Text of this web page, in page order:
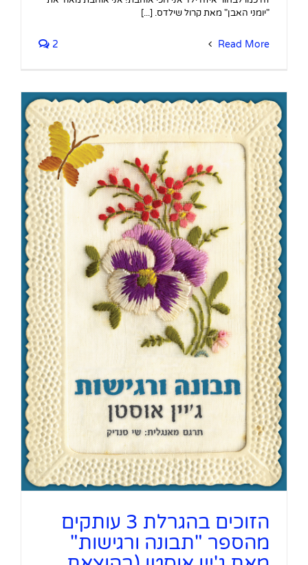
"יומני האבן" מאת קרול שילדס. [...]
Read More
2
הזוכים בהגרלת 3 עותקים
מהספר "תבונה ורגישות"